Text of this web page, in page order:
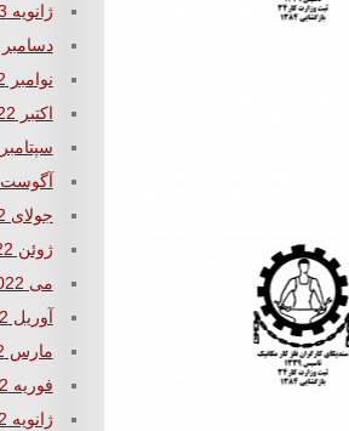
ژانویه 2023
دسامبر 2022
نوامبر 2022
اکتبر 2022
سپتامبر 2022
آگوست 2022
جولای 2022
ژوئن 2022
می 2022
آوریل 2022
مارس 2022
فوریه 2022
ژانویه 2022